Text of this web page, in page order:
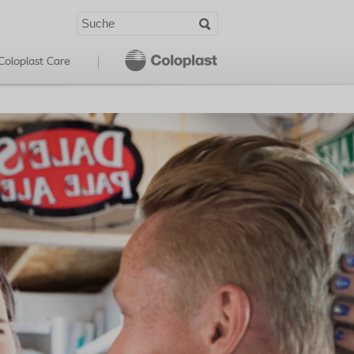
Care